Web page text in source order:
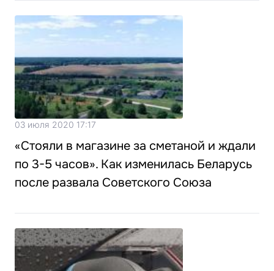
03 июля 2020 17:17
«Стояли в магазине за сметаной и ждали
по 3-5 часов». Как изменилась Беларусь
после развала Советского Союза